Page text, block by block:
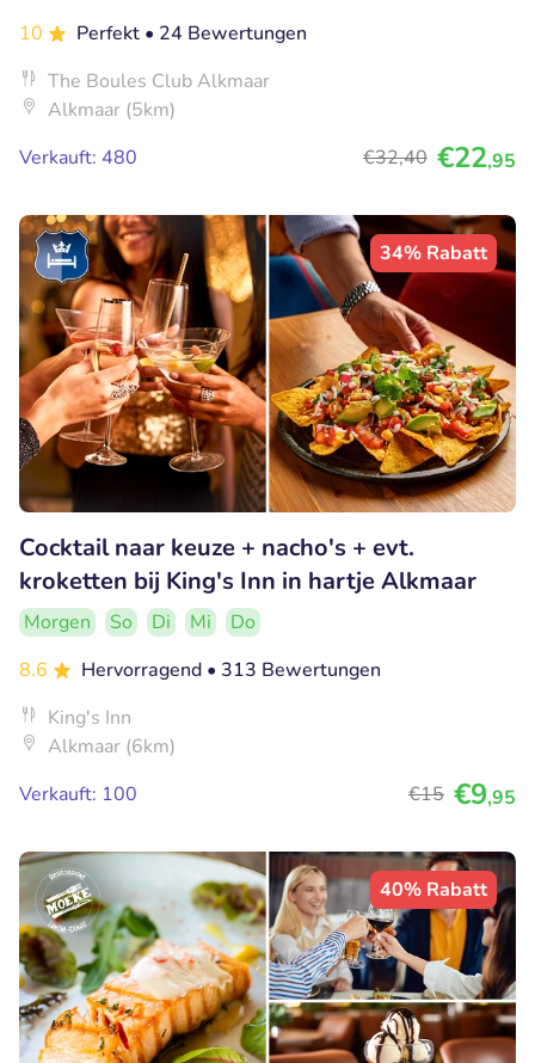
10
Perfekt • 24 Bewertungen
The Boules Club Alkmaar
Alkmaar (5km)
Verkauft: 480
€32,40 €22,95
34% Rabatt
Cocktail naar keuze + nacho's + evt.
kroketten bij King's Inn in hartje Alkmaar
Morgen So Di Mi
Do
8.6
Hervorragend • 313 Bewertungen
King's Inn
Alkmaar (6km)
Verkauft: 100
€15 €9,95
40% Rabatt